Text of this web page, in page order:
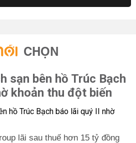
CHỌN
sạn bên hồ Trúc Bạch
khoản thu đột biến
lãi sau thuế hơn 15 tỷ đồng